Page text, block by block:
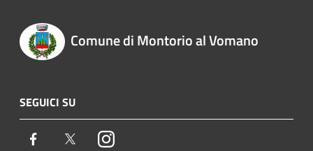
Comune di Montorio al Vomano
SEGUICI SU
Facebook TwitterInstagram